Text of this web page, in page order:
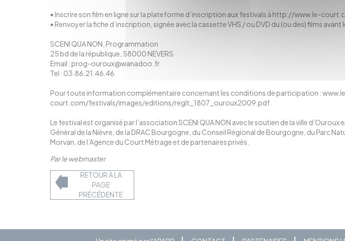
• Inscrire son film en ligne sur la plateforme d’inscription aux festivals à http://www.le-
• Renvoyer la fiche d’inscription, signée avec la cassette VHS / ou DVD du (ou des) films avant
SCENI QUA NON, Programmation
25 bd de la république, 58000 NEVERS
Email : prog-ouroux@wanadoo.fr
Tel : 03.86.21.46.46
Pour toute information complémentaire concernant les conditions de participation :
court.com/festivals/images/editions/reglt_1807_ouroux2009.pdf
Le festival est organisé par l’association SCENI QUA NON avec le soutien de la ville d’Ouroux
Général de la Nièvre, de la DRAC Bourgogne, du Conseil Régional de Bourgogne, du Parc
Morvan, de l’Agence du Court Métrage et de partenaires privés.
Par le webmaster
RETOUR À LA
PAGE
PRÉCÉDENTE